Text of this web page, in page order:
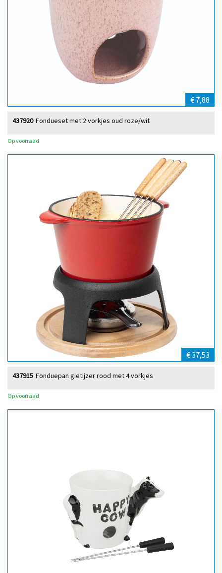
€ 7,88
Fondueset met 2 vorkjes oud roze/wit
437920
Op voorraad
€ 37,53
Fonduepan gietijzer rood met 4 vorkjes
437915
Op voorraad